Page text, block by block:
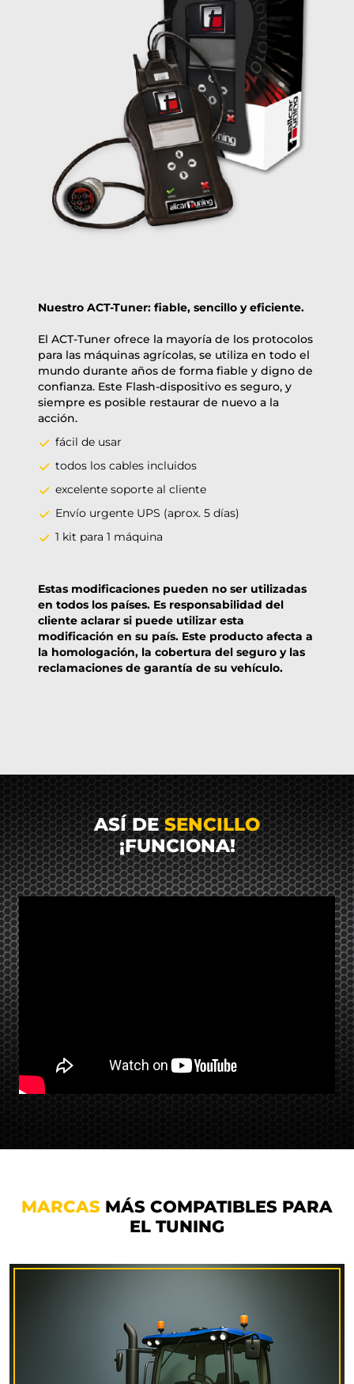
(si pide el Tuner hasta las 10:30am (EST) se lo enviamos el
Importe del pago: 1950.00 USD
PAGAR AHORA
Nuestro ACT-Tuner: fiable, sencillo y eficiente.
El ACT-Tuner ofrece la mayoría de los protocolos
para las máquinas agrícolas, se utiliza en todo el
mundo durante años de forma fiable y digno de
confianza. Este Flash-dispositivo es seguro, y
siempre es posible restaurar de nuevo a la
acción.
fácil de usar
todos los cables incluidos
excelente soporte al cliente
Envío urgente UPS (aprox. 5 días)
1 kit para 1 máquina
Estas modificaciones pueden no ser utilizadas
en todos los países. Es responsabilidad del
cliente aclarar si puede utilizar esta
modificación en su país. Este producto afecta a
la homologación, la cobertura del seguro y las
reclamaciones de garantía de su vehículo.
ASÍ DESENCILLO
¡FUNCIONA!
MARCAS MÁS COMPATIBLES PARA
EL TUNING